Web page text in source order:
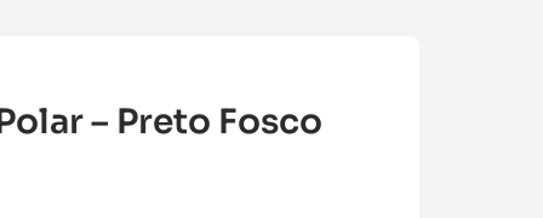
– Preto Fosco